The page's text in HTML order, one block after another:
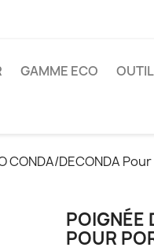
GAMME ECO
CONDA/DECONDA
POIGNÉE
POUR